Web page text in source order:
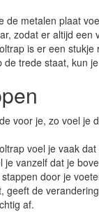
de metalen plaat
zodat er altijd een
is er een
de trede staat, kun
voor je, zo voel je
voel je vaak
je vanzelf dat je
door je
geeft de
af.